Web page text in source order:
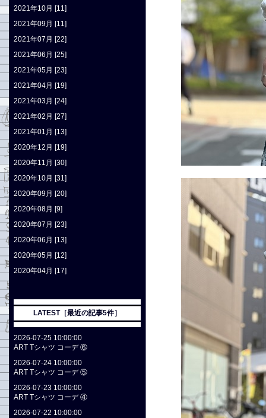
2021年10月 [11]
2021年09月 [11]
2021年07月 [22]
2021年06月 [25]
2021年05月 [23]
2021年04月 [19]
2021年03月 [24]
2021年02月 [27]
2021年01月 [13]
2020年12月 [19]
2020年11月 [30]
2020年10月 [31]
2020年09月 [20]
2020年08月 [9]
2020年07月 [23]
2020年06月 [13]
2020年05月 [12]
2020年04月 [17]
LATEST［最近の記事5件］
2026-07-25 10:00:00
ART Tシャツ コーデ ⑥
2026-07-24 10:00:00
ART Tシャツ コーデ ⑤
2026-07-23 10:00:00
ART Tシャツ コーデ ④
2026-07-22 10:00:00